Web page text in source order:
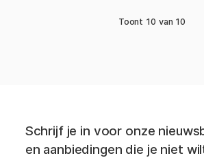
Toont 10 van 10
Schrijf je in voor onze
en aanbiedingen die je niet